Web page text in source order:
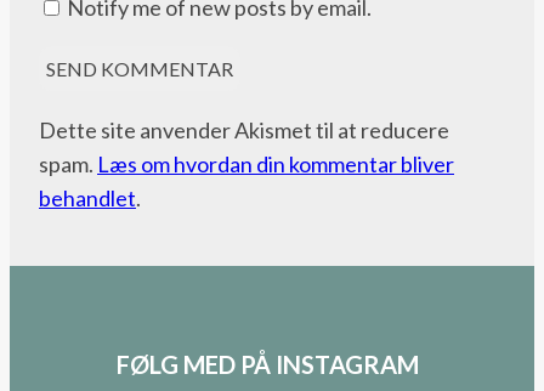
Notify me of new posts by email.
Dette site anvender Akismet til at reducere
spam. Læs om hvordan din kommentar bliver
behandlet.
FØLG MED PÅ INSTAGRAM